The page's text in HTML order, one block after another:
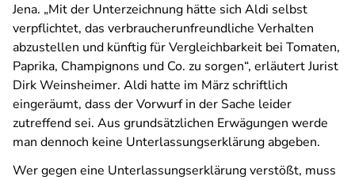
Jena. „Mit der Unterzeichnung hätte sich Aldi selbst
verpflichtet, das verbraucherunfreundliche Verhalten
abzustellen und künftig für Vergleichbarkeit bei Tomaten,
Paprika, Champignons und Co. zu sorgen“, erläutert Jurist
Dirk Weinsheimer. Aldi hatte im März schriftlich
eingeräumt, dass der Vorwurf in der Sache leider
zutreffend sei. Aus grundsätzlichen Erwägungen werde
man dennoch keine Unterlassungserklärung abgeben.
Wer gegen eine Unterlassungserklärung verstößt, muss